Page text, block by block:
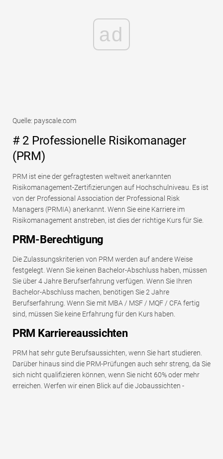
ad
Quelle: payscale.com
# 2 Professionelle Risikomanager
(PRM)
PRM ist eine der gefragtesten weltweit anerkannten
Risikomanagement-Zertifizierungen auf Hochschulniveau. Es ist
von der Professional Association der Professional Risk
Managers (PRMIA) anerkannt. Wenn Sie eine Karriere im
Risikomanagement anstreben, ist dies der richtige Kurs für Sie.
PRM-Berechtigung
Die Zulassungskriterien von PRM werden auf andere Weise
festgelegt. Wenn Sie keinen Bachelor-Abschluss haben, müssen
Sie über 4 Jahre Berufserfahrung verfügen. Wenn Sie Ihren
Bachelor-Abschluss machen, benötigen Sie 2 Jahre
Berufserfahrung. Wenn Sie mit MBA / MSF / MQF / CFA fertig
sind, müssen Sie keine Erfahrung für den Kurs haben.
PRM Karriereaussichten
PRM hat sehr gute Berufsaussichten, wenn Sie hart studieren.
Darüber hinaus sind die PRM-Prüfungen auch sehr streng, da Sie
sich nicht qualifizieren können, wenn Sie nicht 60% oder mehr
erreichen. Werfen wir einen Blick auf die Jobaussichten -